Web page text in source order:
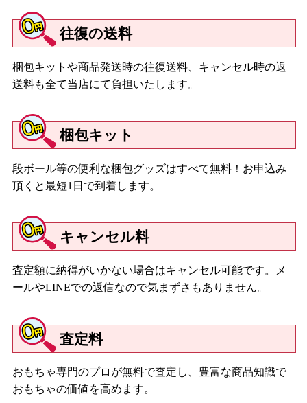
往復の送料
梱包キットや商品発送時の往復送料、キャンセル時の返
送料も全て当店にて負担いたします。
梱包キット
段ボール等の便利な梱包グッズはすべて無料！お申込み
頂くと最短1日で到着します。
キャンセル料
査定額に納得がいかない場合はキャンセル可能です。メ
ールやLINEでの返信なので気まずさもありません。
査定料
おもちゃ専門のプロが無料で査定し、豊富な商品知識で
おもちゃの価値を高めます。